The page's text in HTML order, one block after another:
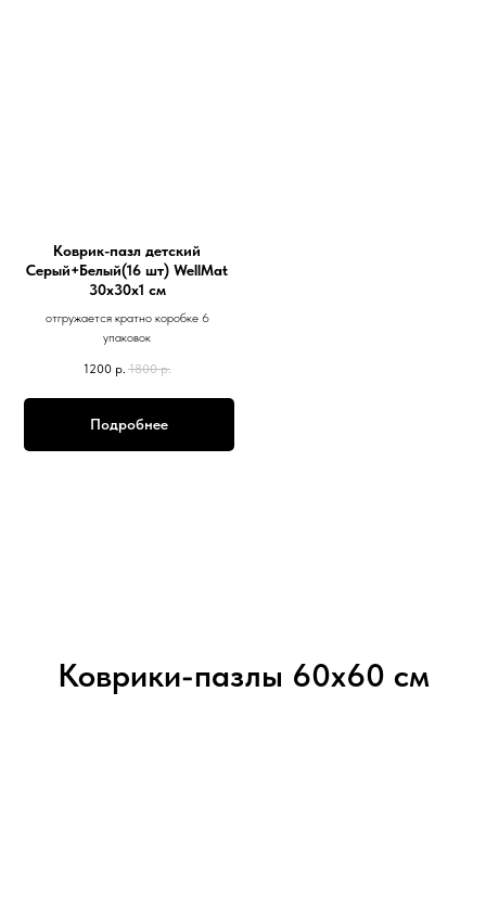
Коврик-пазл детский
Серый+Белый(16 шт) WellMat
30х30х1 см
отгружается кратно коробке 6
упаковок
1200 р. 1800 р.
Подробнее
Коврики-пазлы 60х60 см